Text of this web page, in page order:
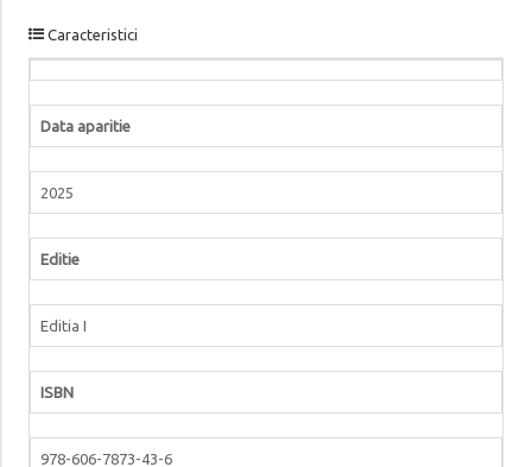
Caracteristici
Data aparitie
2025
Editie
Editia I
ISBN
978-606-7873-43-6